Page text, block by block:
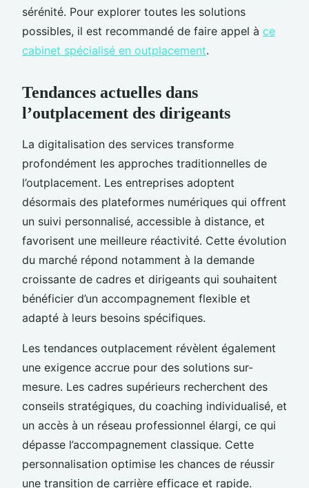
sérénité. Pour explorer toutes les solutions
possibles, il est recommandé de faire appel à ce
cabinet spécialisé en outplacement.
Tendances actuelles dans
l’outplacement des dirigeants
La digitalisation des services transforme
profondément les approches traditionnelles de
l’outplacement. Les entreprises adoptent
désormais des plateformes numériques qui offrent
un suivi personnalisé, accessible à distance, et
favorisent une meilleure réactivité. Cette évolution
du marché répond notamment à la demande
croissante de cadres et dirigeants qui souhaitent
bénéficier d’un accompagnement flexible et
adapté à leurs besoins spécifiques.
Les tendances outplacement révèlent également
une exigence accrue pour des solutions sur-
mesure. Les cadres supérieurs recherchent des
conseils stratégiques, du coaching individualisé, et
un accès à un réseau professionnel élargi, ce qui
dépasse l’accompagnement classique. Cette
personnalisation optimise les chances de réussir
une transition de carrière efficace et rapide.